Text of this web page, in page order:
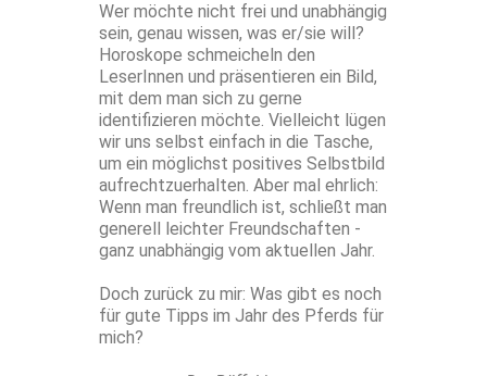
Wer möchte nicht frei und unabhängig
sein, genau wissen, was er/sie will?
Horoskope schmeicheln den
LeserInnen und präsentieren ein Bild,
mit dem man sich zu gerne
identifizieren möchte. Vielleicht lügen
wir uns selbst einfach in die Tasche,
um ein möglichst positives Selbstbild
aufrechtzuerhalten. Aber mal ehrlich:
Wenn man freundlich ist, schließt man
generell leichter Freundschaften -
ganz unabhängig vom aktuellen Jahr.
Doch zurück zu mir: Was gibt es noch
für gute Tipps im Jahr des Pferds für
mich?